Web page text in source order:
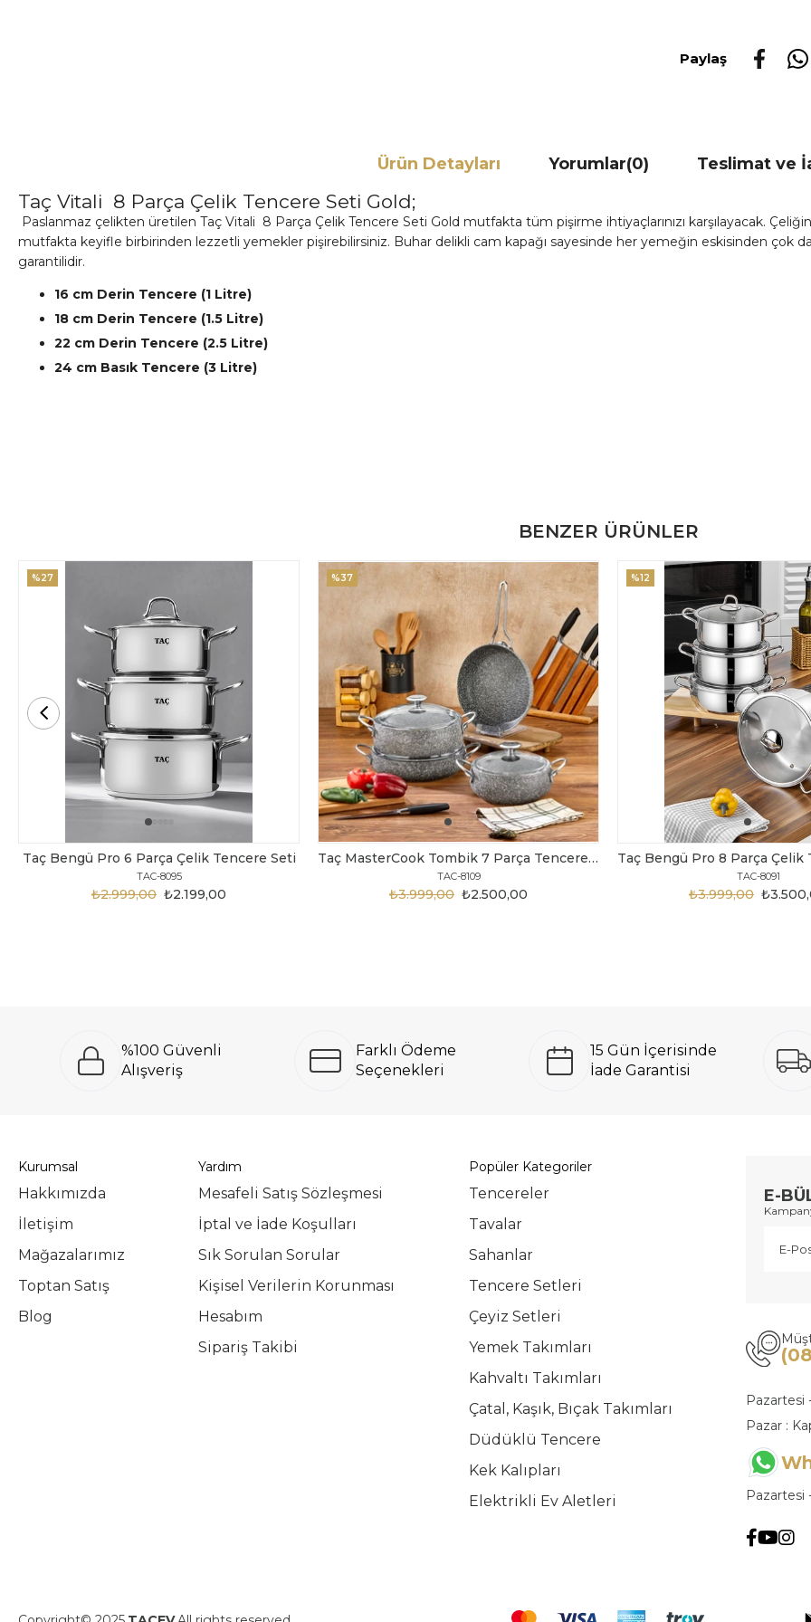
Paylaş
Ürün Detayları Yorumlar(0) Teslimat ve
Taç Vitali 8 Parça Çelik Tencere Seti Gold;
Paslanmaz çelikten üretilen Taç Vitali 8 Parça Çelik Tencere Seti Gold mutfakta tüm pişirme ihtiyaçlarınızı karşılayacak.
mutfakta keyifle birbirinden lezzetli yemekler pişirebilirsiniz. Buhar delikli cam kapağı sayesinde her yemeğin eskisinden çok
garantilidir.
16 cm Derin Tencere (1 Litre)
18 cm Derin Tencere (1.5 Litre)
22 cm Derin Tencere (2.5 Litre)
24 cm Basık Tencere (3 Litre)
BENZER ÜRÜNLER
Taç Bengü Pro 6 Parça Çelik Tencere Seti
TAC-8095
₺2.199,00
₺2.999,00
%27
Taç MasterCook Tombik 7 Parça Tencere Seti Gri Metal Saplı
TAC-8109
₺2.500,00
₺3.999,00
%37
TAC-8091
₺3.999,00
%12
%100 Güvenli
Alışveriş
Farklı Ödeme
Seçenekleri
15 Gün İçerisinde
İade Garantisi
Kurumsal
Hakkımızda
İletişim
Mağazalarımız
Toptan Satış
Blog
Yardım
Mesafeli Satış Sözleşmesi
İptal ve İade Koşulları
Sık Sorulan Sorular
Kişisel Verilerin Korunması
Hesabım
Sipariş Takibi
Popüler Kategoriler
Tencereler
Tavalar
Sahanlar
Tencere Setleri
Çeyiz Setleri
Yemek Takımları
Kahvaltı Takımları
Çatal, Kaşık, Bıçak Takımları
Düdüklü Tencere
Kek Kalıpları
Elektrikli Ev Aletleri
E-
Pazartesi
Pazar :
Pazartesi